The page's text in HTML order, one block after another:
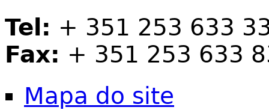
Tel: + 351 253 633
Fax: + 351 253 633
Mapa do site